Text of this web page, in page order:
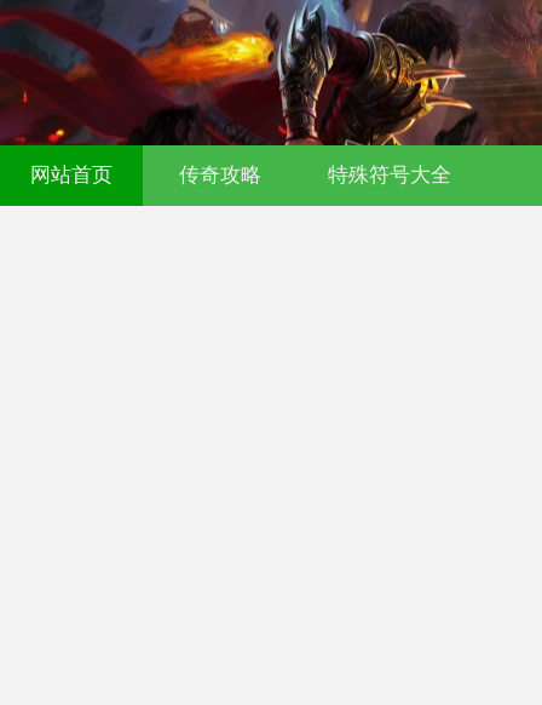
传奇发布网-今日新开传奇私服-176复
网站首页 传奇攻略 特殊符号大全